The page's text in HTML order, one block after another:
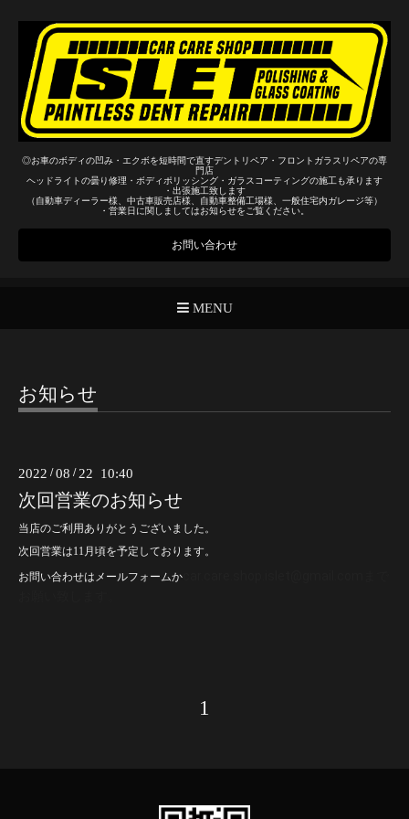
◎お車のボディの凹み・エクボを短時間で直すデントリペア・フロントガラスリペアの専
門店
ヘッドライトの曇り修理・ボディポリッシング・ガラスコーティングの施工も承ります
・出張施工致します
（自動車ディーラー様、中古車販売店様、自動車整備工場様、一般住宅内ガレージ等）
・営業日に関しましてはお知らせをご覧ください。
お問い合わせ
MENU
お知らせ
2022 /08 / 22 10:40
次回営業のお知らせ
当店のご利用ありがとうございました。
次回営業は11月頃を予定しております。
お問い合わせはメールフォームか
1